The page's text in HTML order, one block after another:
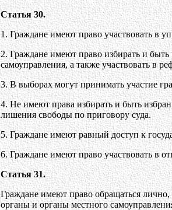
Статья 30.
1. Граждане имеют право участвовать в
2. Граждане имеют право избирать и
самоуправления, а также участвовать в
3. В выборах могут принимать участие
4. Не имеют права избирать и быть
лишения свободы по приговору суда.
5. Граждане имеют равный доступ к
6. Граждане имеют право участвовать в
Статья 31.
Граждане имеют право обращаться
органы и органы местного